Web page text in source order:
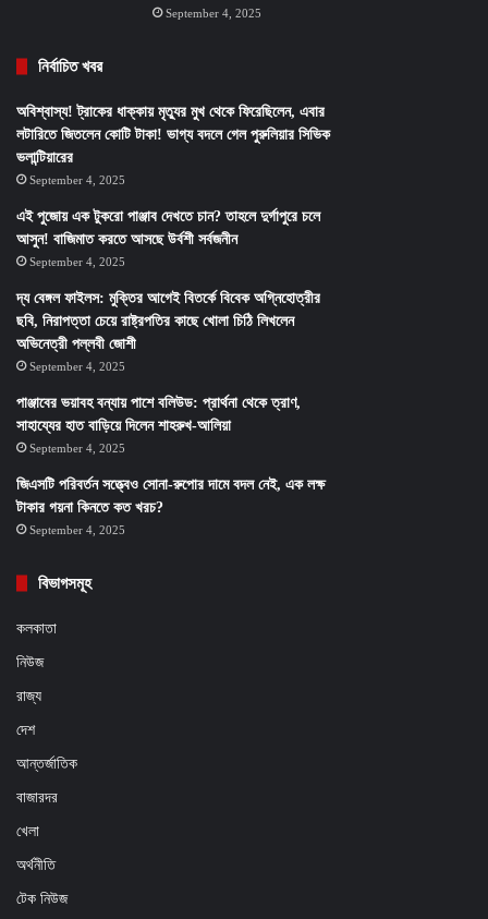
September 4, 2025
নির্বাচিত খবর
অবিশ্বাস্য! ট্রাকের ধাক্কায় মৃত্যুর মুখ থেকে ফিরেছিলেন, এবার
লটারিতে জিতলেন কোটি টাকা! ভাগ্য বদলে গেল পুরুলিয়ার সিভিক
ভলান্টিয়ারের
September 4, 2025
এই পুজোয় এক টুকরো পাঞ্জাব দেখতে চান? তাহলে দুর্গাপুরে চলে
আসুন! বাজিমাত করতে আসছে উর্বশী সর্বজনীন
September 4, 2025
দ্য বেঙ্গল ফাইলস: মুক্তির আগেই বিতর্কে বিবেক অগ্নিহোত্রীর
ছবি, নিরাপত্তা চেয়ে রাষ্ট্রপতির কাছে খোলা চিঠি লিখলেন
অভিনেত্রী পল্লবী জোশী
September 4, 2025
পাঞ্জাবের ভয়াবহ বন্যায় পাশে বলিউড: প্রার্থনা থেকে ত্রাণ,
সাহায্যের হাত বাড়িয়ে দিলেন শাহরুখ-আলিয়া
September 4, 2025
জিএসটি পরিবর্তন সত্ত্বেও সোনা-রুপোর দামে বদল নেই, এক লক্ষ
টাকার গয়না কিনতে কত খরচ?
September 4, 2025
বিভাগসমূহ
কলকাতা
নিউজ
রাজ্য
দেশ
আন্তর্জাতিক
বাজারদর
খেলা
অর্থনীতি
টেক নিউজ